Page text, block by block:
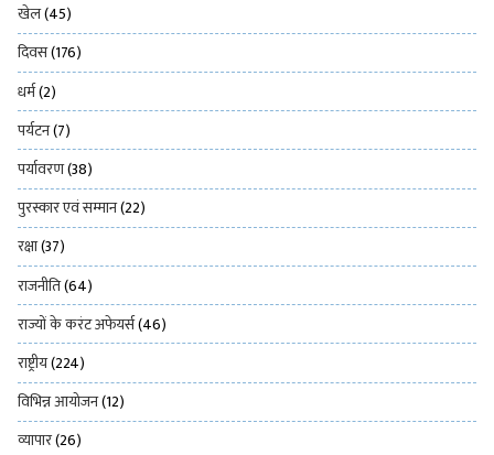
खेल(45)
दिवस(176)
धर्म(2)
पर्यटन(7)
पर्यावरण(38)
पुरस्कार एवं सम्मान(22)
रक्षा(37)
राजनीति(64)
राज्यों के करंट अफेयर्स(46)
राष्ट्रीय(224)
विभिन्न आयोजन(12)
व्यापार(26)